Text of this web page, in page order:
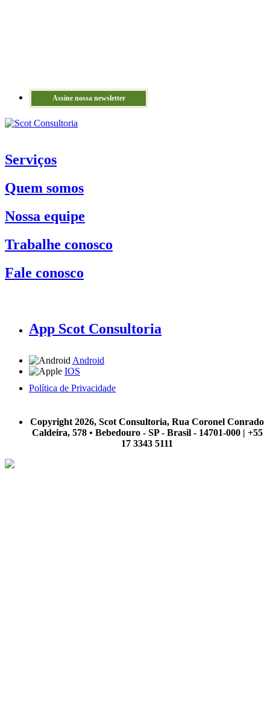
Assine nossa newsletter
Serviços
Quem somos
Nossa equipe
Trabalhe conosco
Fale conosco
App Scot Consultoria
Android
IOS
Política de Privacidade
Copyright 2026, Scot Consultoria, Rua Coronel Conrado
Caldeira, 578 • Bebedouro - SP - Brasil - 14701-000 | +55
17 3343 5111